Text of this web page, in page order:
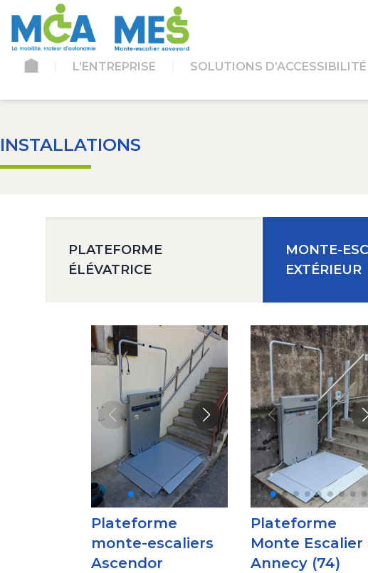
L’ENTREPRISE SOLUTIONS D’ACCESSIBILITÉ
INSTALLATIONS
PLATEFORME
ÉLÉVATRICE
MONTE-
EXTÉRIEUR
Plateforme
monte-escaliers
Ascendor
Plateforme
Monte Escalier
Annecy (74)